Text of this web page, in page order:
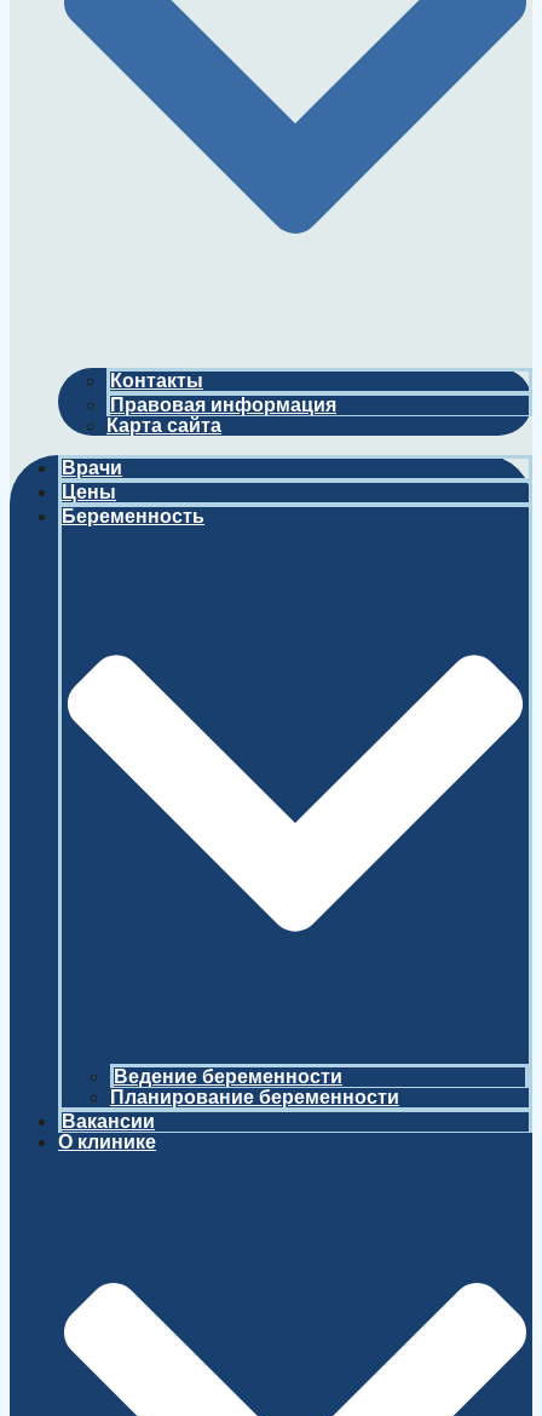
Контакты
Правовая информация
Карта сайта
Врачи
Цены
Беременность
Ведение беременности
Планирование беременности
Вакансии
О клинике